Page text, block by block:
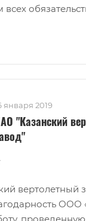
января 2019
"Казанский
вертолетный
ООО